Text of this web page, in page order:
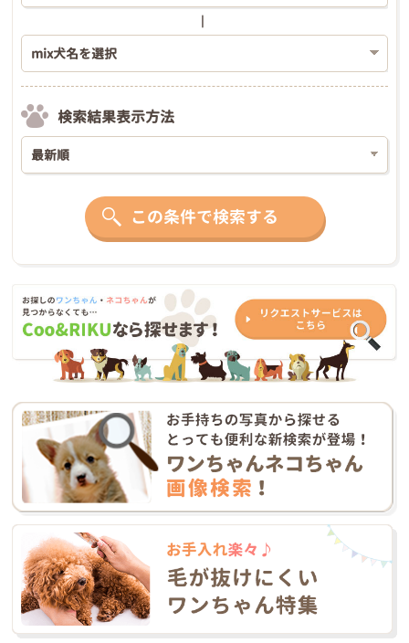
検索結果表示方法
この条件で検索する